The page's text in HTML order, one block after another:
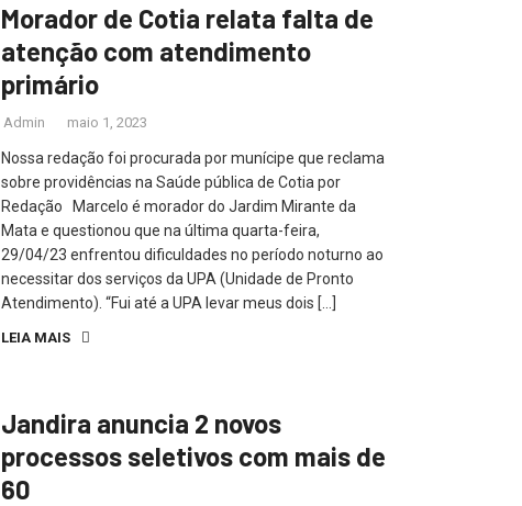
Morador de Cotia relata falta de
atenção com atendimento
primário
Admin maio 1, 2023
Nossa redação foi procurada por munícipe que reclama
sobre providências na Saúde pública de Cotia por
Redação Marcelo é morador do Jardim Mirante da
Mata e questionou que na última quarta-feira,
29/04/23 enfrentou dificuldades no período noturno ao
necessitar dos serviços da UPA (Unidade de Pronto
Atendimento). “Fui até a UPA levar meus dois […]
LEIA MAIS
Jandira anuncia 2 novos
processos seletivos com mais de
60